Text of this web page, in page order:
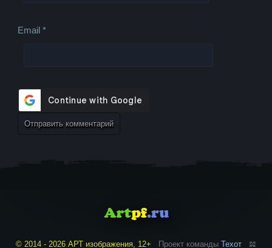
Email*
© 2014 - 2026 АРТ изображения, 12+ Проект команды Техот 𝌴